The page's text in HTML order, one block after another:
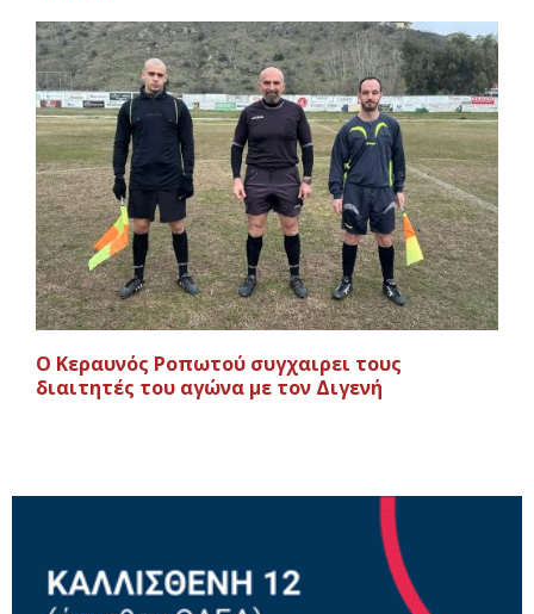
Ο Κεραυνός Ροπωτού συγχαιρει τους
διαιτητές του αγώνα με τον Διγενή